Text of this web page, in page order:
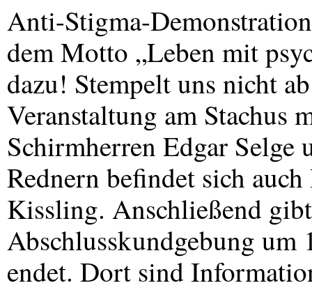
Anti-Stigma-
dem Motto „Leben mit
dazu! Stempelt uns nicht
Veranstaltung am Stachus
Schirmherren Edgar Selge
Rednern befindet sich auch
Kissling. Anschließend
Abschlusskundgebung um
endet. Dort sind